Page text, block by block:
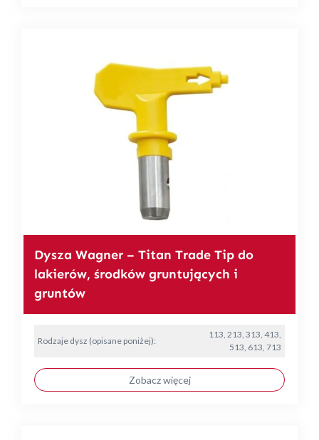
Dysza Wagner – Titan Trade Tip do
lakierów, środków gruntujących i
gruntów
Rodzaje dysz (opisane poniżej):
113, 213, 313, 413,
513, 613, 713
Zobacz więcej